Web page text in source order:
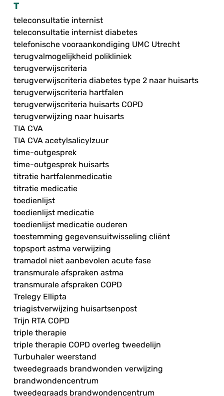
T
teleconsultatie internist
teleconsultatie internist diabetes
telefonische vooraankondiging UMC Utrecht
terugvalmogelijkheid polikliniek
terugverwijscriteria
terugverwijscriteria diabetes type 2 naar huisarts
terugverwijscriteria hartfalen
terugverwijscriteria huisarts COPD
terugverwijzing naar huisarts
TIA CVA
TIA CVA acetylsalicylzuur
time-outgesprek
time-outgesprek huisarts
titratie hartfalenmedicatie
titratie medicatie
toedienlijst
toedienlijst medicatie
toedienlijst medicatie ouderen
toestemming gegevensuitwisseling cliënt
topsport astma verwijzing
tramadol niet aanbevolen acute fase
transmurale afspraken astma
transmurale afspraken COPD
Trelegy Ellipta
triagistverwijzing huisartsenpost
Trijn RTA COPD
triple therapie
triple therapie COPD overleg tweedelijn
Turbuhaler weerstand
tweedegraads brandwonden verwijzing
brandwondencentrum
tweedegraads brandwondencentrum